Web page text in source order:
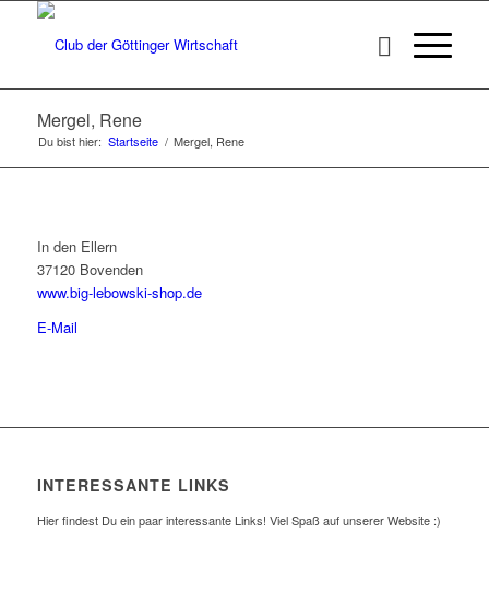
Mergel, Rene
Du bist hier: Startseite / Mergel, Rene
In den Ellern
37120 Bovenden
www.big-lebowski-shop.de
E-Mail
INTERESSANTE LINKS
Hier findest Du ein paar interessante Links! Viel Spaß auf unserer Website :)